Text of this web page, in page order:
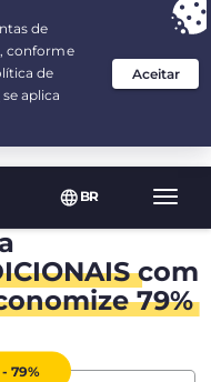
BR
ano(s) a $
com
79%
79%